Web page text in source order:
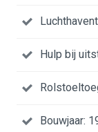
Hulp bij
Bouwjaar: